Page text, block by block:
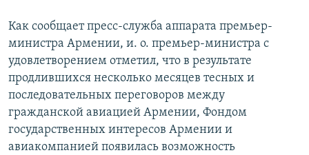
Как сообщает пресс-служба аппарата премьер-
министра Армении, и. о. премьер-министра с
удовлетворением отметил, что в результате
продлившихся несколько месяцев тесных и
последовательных переговоров между
гражданской авиацией Армении, Фондом
государственных интересов Армении и
авиакомпанией появилась возможность